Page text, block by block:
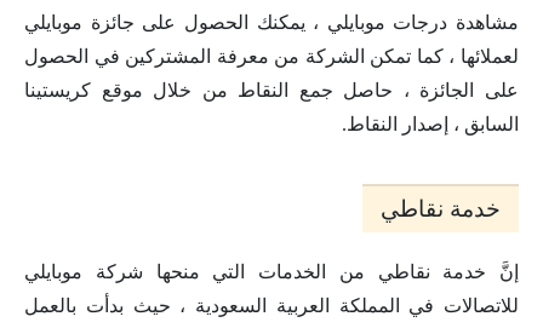
مشاهدة درجات موبايلي ، يمكنك الحصول على جائزة موبايلي
لعملائها ، كما تمكن الشركة من معرفة المشتركين في الحصول
على الجائزة ، حاصل جمع النقاط من خلال موقع كريستينا
السابق ، إصدار النقاط.
خدمة نقاطي
إنَّ خدمة نقاطي من الخدمات التي منحها شركة موبايلي
للاتصالات في المملكة العربية السعودية ، حيث بدأت بالعمل